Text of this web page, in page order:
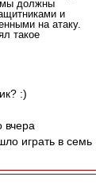
должны
и
на атаку.
такое
:)
вчера
играть в семь